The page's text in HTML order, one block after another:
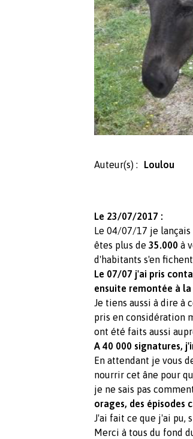
Auteur(s) : Loulou
Le 23/07/2017 :
Le 04/07/17 je
êtes plus de 35.000 à
d'habitants s'en
Le 07/07 j'ai pris
ensuite remontée à la
Je tiens aussi à dire à
pris en considération
ont été faits aussi
A 40 000 signatures,
En attendant je vous
nourrir cet âne pour
je ne sais pas
orages, des épisodes
J'ai fait ce que j'ai pu,
Merci à tous du fond